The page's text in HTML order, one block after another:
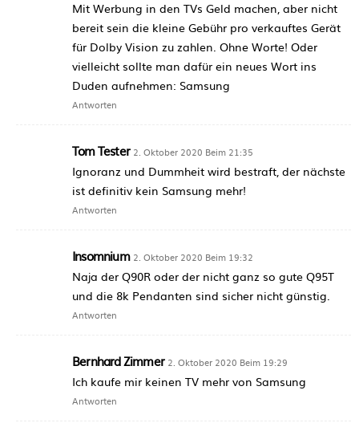
Mit Werbung in den TVs Geld machen, aber nicht
bereit sein die kleine Gebühr pro verkauftes Gerät
für Dolby Vision zu zahlen. Ohne Worte! Oder
vielleicht sollte man dafür ein neues Wort ins
Duden aufnehmen: Samsung
Antworten
Tom Tester 2. Oktober 2020 Beim 21:35
Ignoranz und Dummheit wird bestraft, der nächste
ist definitiv kein Samsung mehr!
Antworten
Insomnium 2. Oktober 2020 Beim 19:32
Naja der Q90R oder der nicht ganz so gute Q95T
und die 8k Pendanten sind sicher nicht günstig.
Antworten
Bernhard Zimmer 2. Oktober 2020 Beim 19:29
Ich kaufe mir keinen TV mehr von Samsung
Antworten